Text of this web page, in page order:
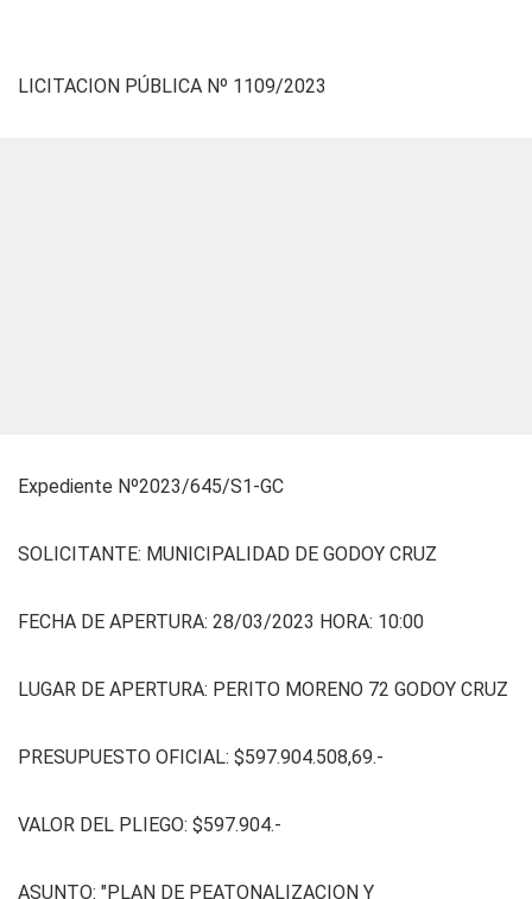
LICITACION PÚBLICA Nº 1109/2023
Expediente Nº2023/645/S1-GC
SOLICITANTE: MUNICIPALIDAD DE GODOY CRUZ
FECHA DE APERTURA: 28/03/2023 HORA: 10:00
LUGAR DE APERTURA: PERITO MORENO 72 GODOY CRUZ
PRESUPUESTO OFICIAL: $597.904.508,69.-
VALOR DEL PLIEGO: $597.904.-
ASUNTO: "PLAN DE PEATONALIZACION Y